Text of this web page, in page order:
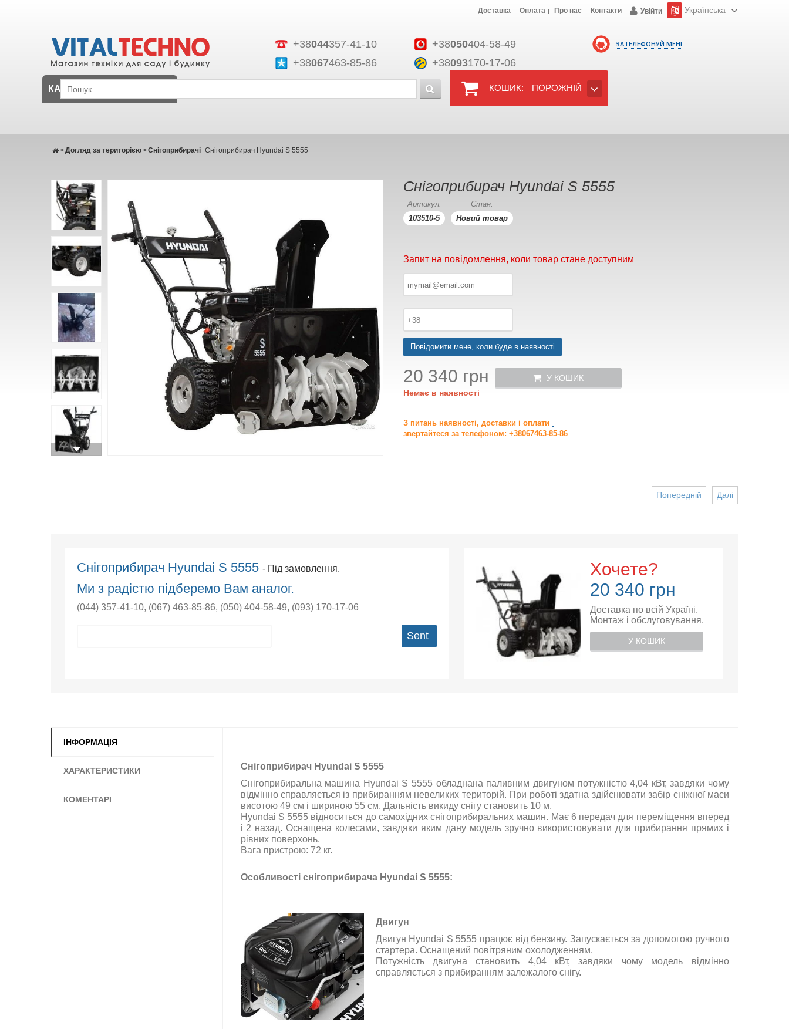
ЗАТЕЛЕФОНУЙ МЕНІ
+38044357-41-10 +38050404-58-49
+38067463-85-86 +38093170-17-06
Доставка Оплата Про нас Контакти Увійти Українська
КОШИК: ПОРОЖНІЙ
КАТАЛОГ
Догляд за територією
> Снігоприбирачі
> Снігоприбирач Hyundai S 5555
Снігоприбирач Hyundai S 5555
Артикул:
103510-5
Стан:
Новий товар
Запит на повідомлення, коли товар стане доступним
Повідомити мене, коли буде в наявності
20 340 грн
Немає в наявності
У КОШИК
З питань наявності, доставки і оплати
звертайтеся за телефоном: +38067463-85-86
Далі
Попередній
Снігоприбирач Hyundai S 5555- Під замовлення.
Ми з радістю підберемо Вам аналог.
(044) 357-41-10, (067) 463-85-86, (050) 404-58-49, (093) 170-17-06
Sent
Хочете?
20 340 грн
Доставка по всій Україні.
Монтаж і обслуговування.
У КОШИК
ІНФОРМАЦІЯ
ХАРАКТЕРИСТИКИ
КОМЕНТАРІ
Снігоприбирач Hyundai S 5555
Снігоприбиральна машина Hyundai S 5555 обладнана паливним двигуном потужністю 4,04 кВт, завдяки чому
відмінно справляється із прибиранням невеликих територій. При роботі здатна здійснювати забір сніжної маси
висотою 49 см і шириною 55 см. Дальність викиду снігу становить 10 м.
Hyundai S 5555 відноситься до самохідних снігоприбиральних машин. Має 6 передач для переміщення вперед
і 2 назад. Оснащена колесами, завдяки яким дану модель зручно використовувати для прибирання прямих і
рівних поверхонь.
Вага пристрою: 72 кг.
Особливості снігоприбирача Hyundai S 5555:
Двигун
Двигун Hyundai S 5555 працює від бензину. Запускається за допомогою ручного
стартера. Оснащений повітряним охолодженням.
Потужність двигуна становить 4,04 кВт, завдяки чому модель відмінно
справляється з прибиранням залежалого снігу.